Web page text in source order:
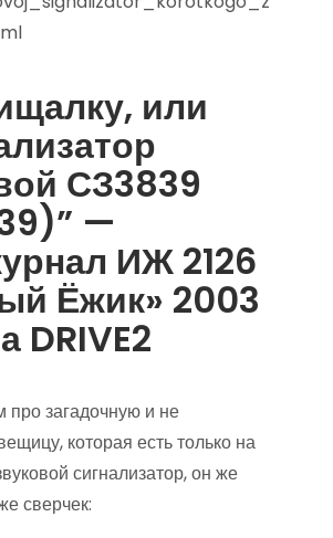
или
СЗ3839
—
ИЖ 2126
Ёжик» 2003
DRIVE2
про загадочную и не
которая есть только на
сигнализатор, он же
сверчек: